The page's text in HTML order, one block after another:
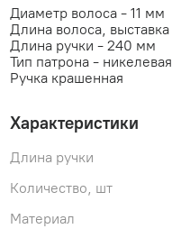
Диаметр волоса - 11 мм
Длина волоса,
Длина ручки - 240 мм
Тип патрона -
Ручка крашенная
Характеристики
Длина ручки
Количество, шт
Материал